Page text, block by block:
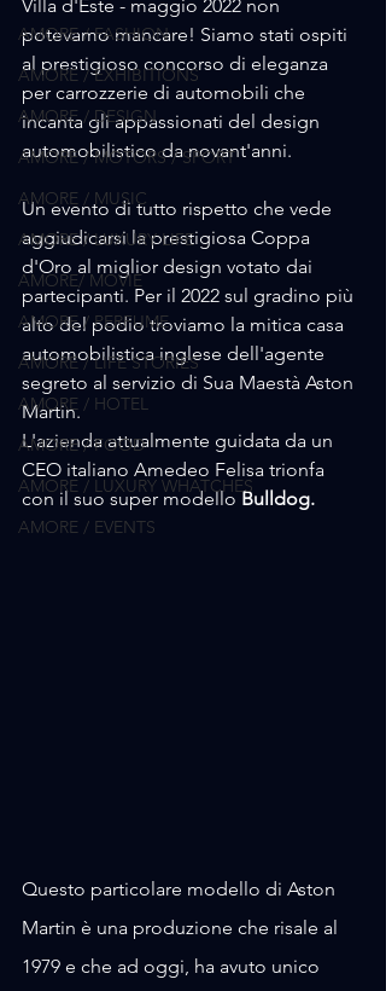
AMORE / FASHION
AMORE / EXHIBITIONS
AMORE / DESIGN
AMORE / MOTORS / SPORT
AMORE / MUSIC
AMORE / LUXURY LIFE
AMORE/ MOVIE
AMORE / PERFUME
AMORE / LIFE STORIES
AMORE / HOTEL
AMORE / FOOD
AMORE / LUXURY WHATCHES
AMORE / EVENTS
Villa d'Este - maggio 2022 non
potevamo mancare! Siamo stati ospiti
al prestigioso concorso di eleganza
per carrozzerie di automobili che
incanta gli appassionati del design
automobilistico da novant'anni.
Un evento di tutto rispetto che vede
aggiudicarsi la prestigiosa Coppa
d'Oro al miglior design votato dai
partecipanti. Per il 2022 sul gradino più
alto del podio troviamo la mitica casa
automobilistica inglese dell'agente
segreto al servizio di Sua Maestà Aston
Martin.
L'azienda attualmente guidata da un
CEO italiano Amedeo Felisa trionfa
con il suo super modello Bulldog.
Questo particolare modello di Aston
Martin è una produzione che risale al
1979 e che ad oggi, ha avuto unico